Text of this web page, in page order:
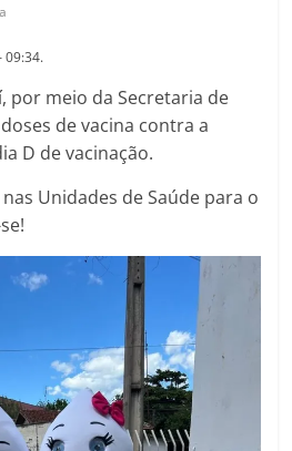
09:34.
por meio da Secretaria de
de vacina contra a
D de vacinação.
Unidades de Saúde para o